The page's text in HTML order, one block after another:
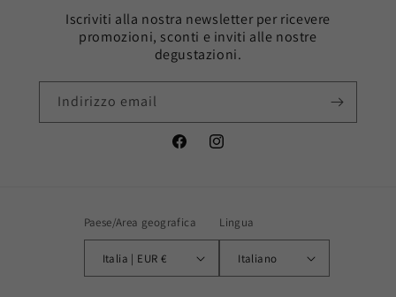
Iscriviti alla nostra newsletter per ricevere
promozioni, sconti e inviti alle nostre
degustazioni.
Indirizzo email
FacebookInstagram
Paese/Area geografica
Italia | EUR €
Lingua
Italiano